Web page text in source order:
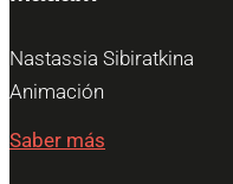
Nastassia Sibiratkina
Animación
Saber más